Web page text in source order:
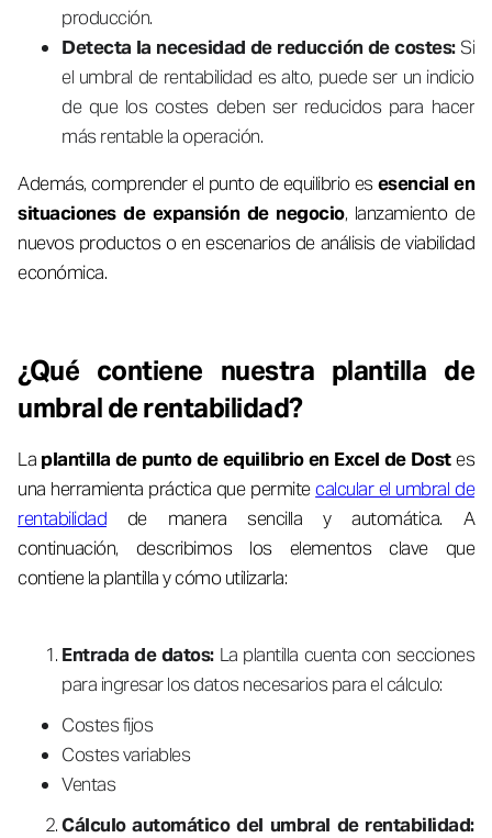
producción.
Detecta la necesidad de reducción de costes:Si
el umbral de rentabilidad es alto, puede ser un indicio
de que los costes deben ser reducidos para hacer
más rentable la operación.
Además, comprender el punto de equilibrio esesencial en
situaciones de expansión de negocio, lanzamiento de
nuevos productos o en escenarios de análisis de viabilidad
económica.
¿Qué contiene nuestra plantilla de
umbral de rentabilidad?
La plantilla de punto de equilibrio en Excel de Dostes
una herramienta práctica que permitecalcular el umbral de
rentabilidad de manera sencilla y automática. A
continuación, describimos los elementos clave que
contiene la plantilla y cómo utilizarla:
Entrada de datos:La plantilla cuenta con secciones
para ingresar los datos necesarios para el cálculo:
Costes fijos
Costes variables
Ventas
Cálculo automático del umbral de rentabilidad: